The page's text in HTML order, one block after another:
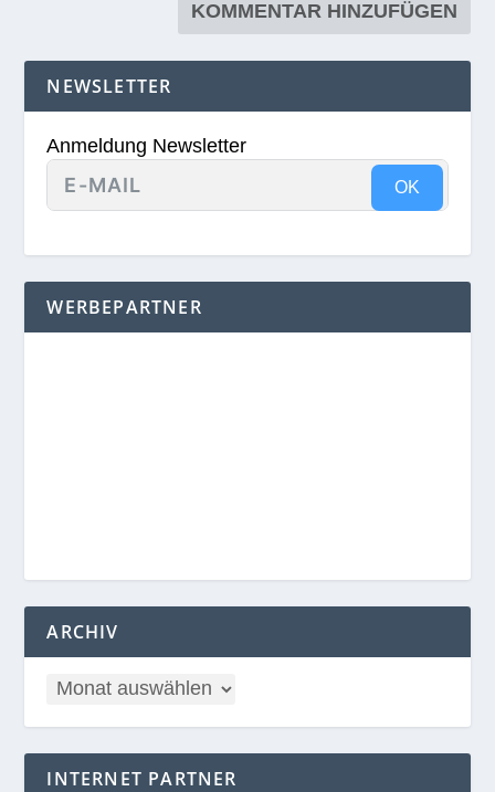
NEWSLETTER
Anmeldung Newsletter
OK
WERBEPARTNER
ARCHIV
INTERNET PARTNER